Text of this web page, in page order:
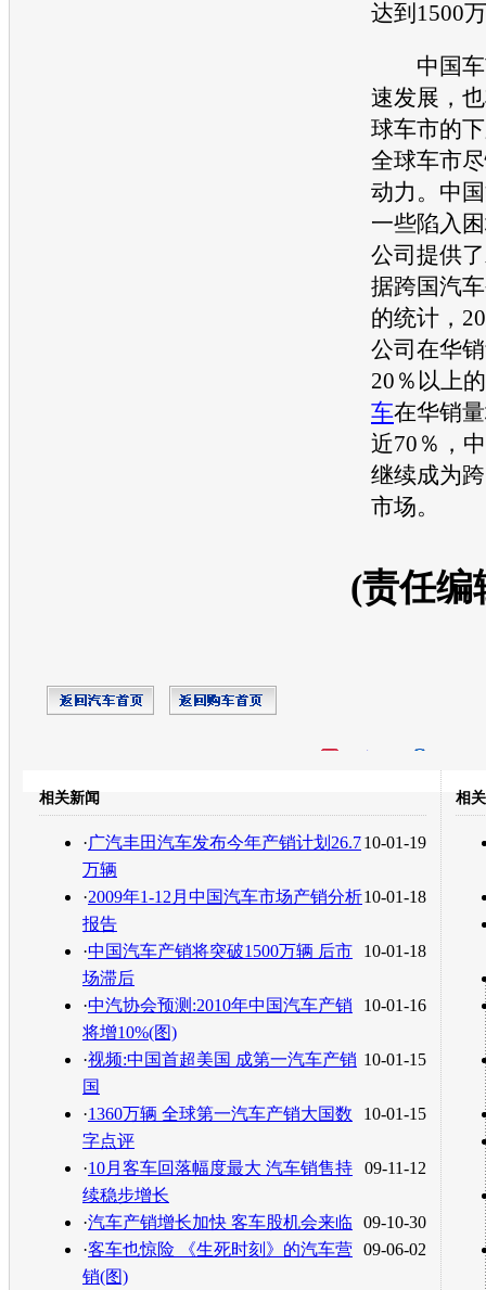
达到1500
中国车
速发展，
球车市的
全球车市
动力。中
一些陷入
公司提供
据跨国汽
的统计，
公司在华
20％以上
车在华销
近70％，
继续成为
市场。
(责任编
转发至：
相关新闻
10-01-19
·广汽丰田汽车发布今年产销计划26.7
万辆
10-01-18
·2009年1-12月中国汽车市场产销分析
报告
10-01-18
·中国汽车产销将突破1500万辆 后市
场滞后
10-01-16
·中汽协会预测:2010年中国汽车产销
将增10%(图)
10-01-15
·视频:中国首超美国 成第一汽车产销
国
10-01-15
·1360万辆 全球第一汽车产销大国数
字点评
09-11-12
·10月客车回落幅度最大 汽车销售持
续稳步增长
09-10-30
·汽车产销增长加快 客车股机会来临
09-06-02
·客车也惊险 《生死时刻》的汽车营
销(图)
相